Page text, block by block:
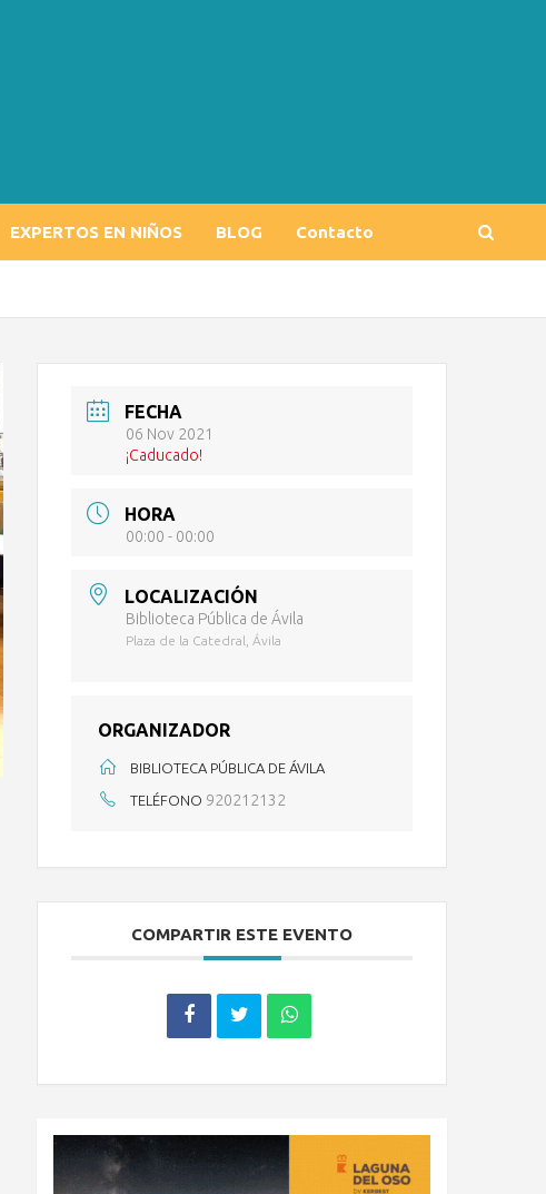
EXPERTOS EN NIÑOS BLOG Contacto
FECHA
06 Nov 2021
¡Caducado!
HORA
00:00 - 00:00
LOCALIZACIÓN
Biblioteca Pública de Ávila
Plaza de la Catedral, Ávila
ORGANIZADOR
BIBLIOTECA PÚBLICA DE ÁVILA
TELÉFONO 920212132
COMPARTIR ESTE EVENTO